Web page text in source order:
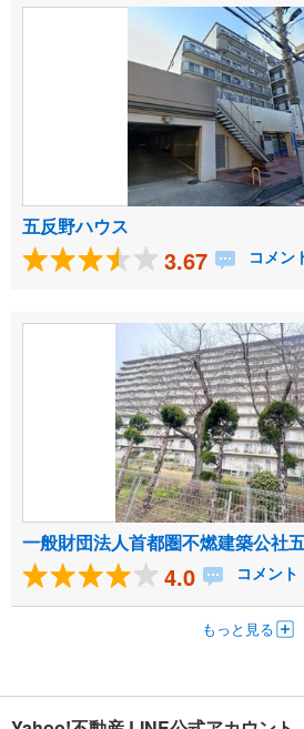
五反野ハウス
3.67 コメン
一般財団法人首都圏不燃建築公社
4.0 コメント
もっと見る